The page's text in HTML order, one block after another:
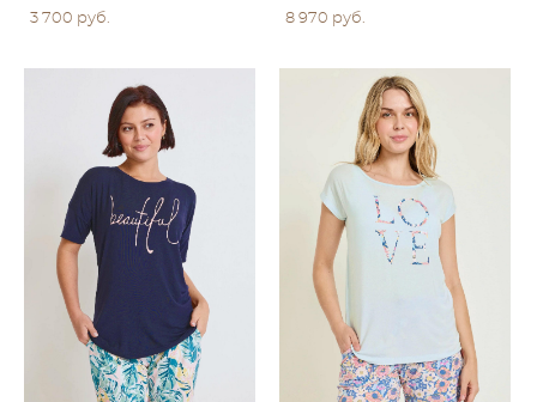
3 700 pуб.
8 970 pуб.